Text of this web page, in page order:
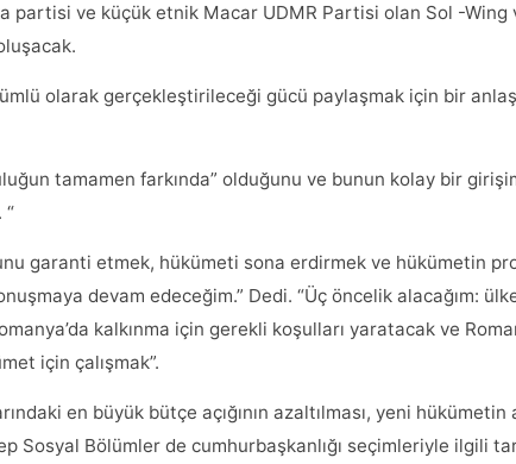
partisi ve küçük etnik Macar UDMR Partisi olan Sol -Wing
olarak gerçekleştirileceği gücü paylaşmak için bir
tamamen farkında” olduğunu ve bunun kolay bir
“
garanti etmek, hükümeti sona erdirmek ve hükümetin
devam edeceğim.” Dedi. “Üç öncelik alacağım:
kalkınma için gerekli koşulları yaratacak ve
için çalışmak”.
en büyük bütçe açığının azaltılması, yeni hükümetin
Sosyal Bölümler de cumhurbaşkanlığı seçimleriyle ilgili